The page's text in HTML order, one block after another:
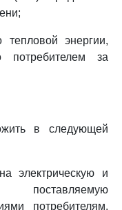
тепловой энергии,
потребителем за
в следующей
электрическую и
потребителям,